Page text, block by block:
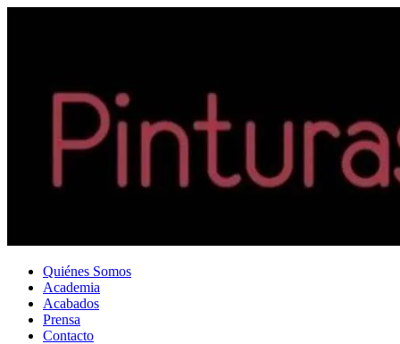
Quiénes Somos
Academia
Acabados
Prensa
Contacto